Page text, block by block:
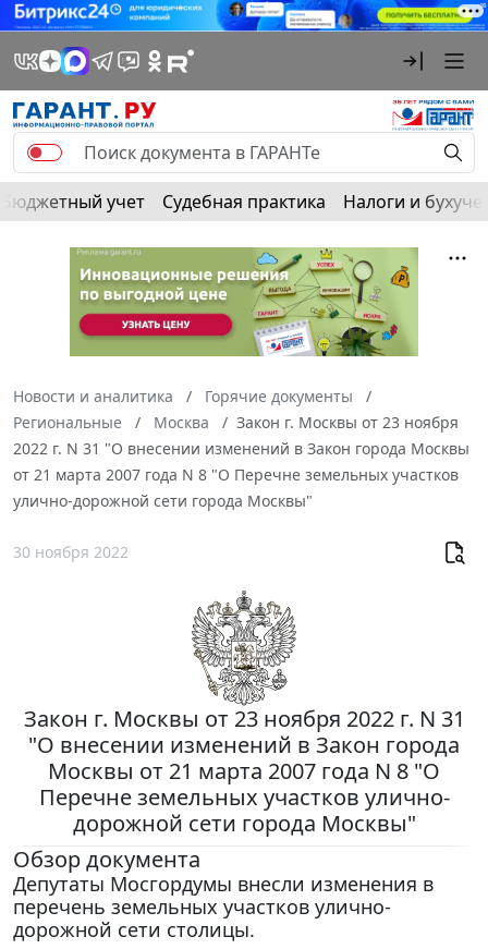
Бюджетный учет Судебная практика Налоги и
Новости и аналитика
Горячие документы
Региональные
Москва
Закон г. Москвы от 23 ноября
2022 г. N 31 "О внесении изменений в Закон города Москвы
от 21 марта 2007 года N 8 "О Перечне земельных участков
улично-дорожной сети города Москвы"
30 ноября 2022
Закон г. Москвы от 23 ноября 2022 г. N 31
"О внесении изменений в Закон города
Москвы от 21 марта 2007 года N 8 "О
Перечне земельных участков улично-
дорожной сети города Москвы"
Обзор документа
Депутаты Мосгордумы внесли изменения в
перечень земельных участков улично-
дорожной сети столицы.